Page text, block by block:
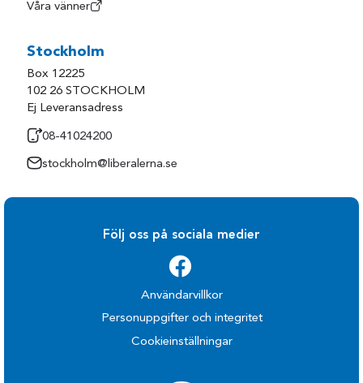
Våra vänner
Stockholm
Box 12225
102 26 STOCKHOLM
Ej Leveransadress
08-41024200
stockholm@liberalerna.se
Följ oss på sociala medier
Användarvillkor
Personuppgifter och integritet
Cookieinställningar